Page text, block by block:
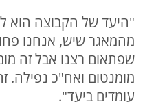
מהמאגר שיש, אנחנו
שפתאום רצנו אבל זה
מומנטום ואח"כ נפילה.
עומדים ביעד".